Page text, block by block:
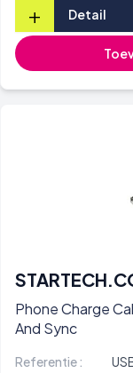
+ Detail
Phone Charge
And Sync
Referentie :